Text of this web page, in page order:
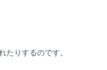
たりするのです。